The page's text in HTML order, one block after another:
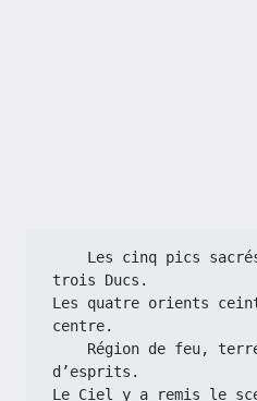
trois Ducs.
Les quatre orients
centre.
d’esprits.
Le Ciel y a remis le